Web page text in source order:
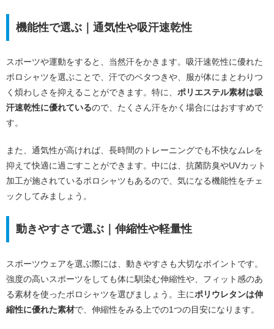
機能性で選ぶ｜通気性や吸汗速乾性
スポーツや運動をすると、当然汗をかきます。吸汗速乾性に優れた
ポロシャツを選ぶことで、汗でのベタつきや、服が体にまとわりつ
く煩わしさを抑えることができます。特に、 ポリエステル素材は吸
汗速乾性に優れているので、たくさん汗をかく場合にはおすすめで
す。
また、通気性が高ければ、長時間のトレーニングでも不快なムレを
抑えて快適に過ごすことができます。中には、抗菌防臭やUVカット
加工が施されているポロシャツもあるので、気になる機能性をチェ
ックしてみましょう。
動きやすさで選ぶ｜伸縮性や軽量性
スポーツウェアを選ぶ際には、動きやすさも大切なポイントです。
強度の高いスポーツをしても体に馴染む伸縮性や、フィット感のあ
る素材を使ったポロシャツを選びましょう。主にポリウレタンは伸
縮性に優れた素材で、伸縮性をみる上での1つの目安になります。